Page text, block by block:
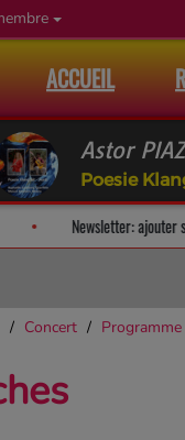
ACCUEIL
Poesie
& Merch
Concert Programme